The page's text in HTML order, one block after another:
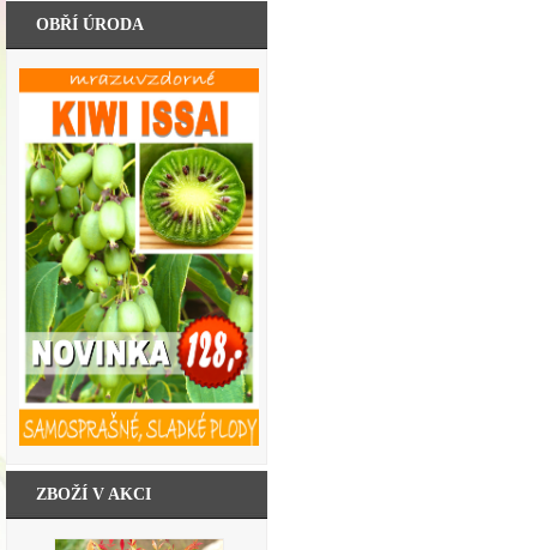
OBŘÍ ÚRODA
ZBOŽÍ V AKCI